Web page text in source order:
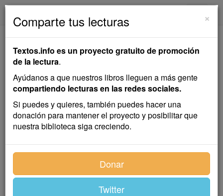
Las Damiselas del Mar
Joaquim Ruyra
Cuento
Seis muchachos de camiseta azul, sórdidos, astrosos,
quedaron sentados en el peñascal; sus piernas
desnudas cuelgan sobre el mar que con frecuencia se
ahueca y les baña los pies. Cada cual posee su caña
y su montón de gusanillos roqueros, el manjar que los
peces reputan más sabroso.
×
Comparte tus lecturas
Textos.info es un proyecto gratuito de promoción
de la lectura.
Ayúdanos a que nuestros libros lleguen a más gente
compartiendo lecturas en las redes sociales.
Si puedes y quieres, también puedes hacer una
donación para mantener el proyecto y posibilitar que
nuestra biblioteca siga creciendo.
Donar
Twitter